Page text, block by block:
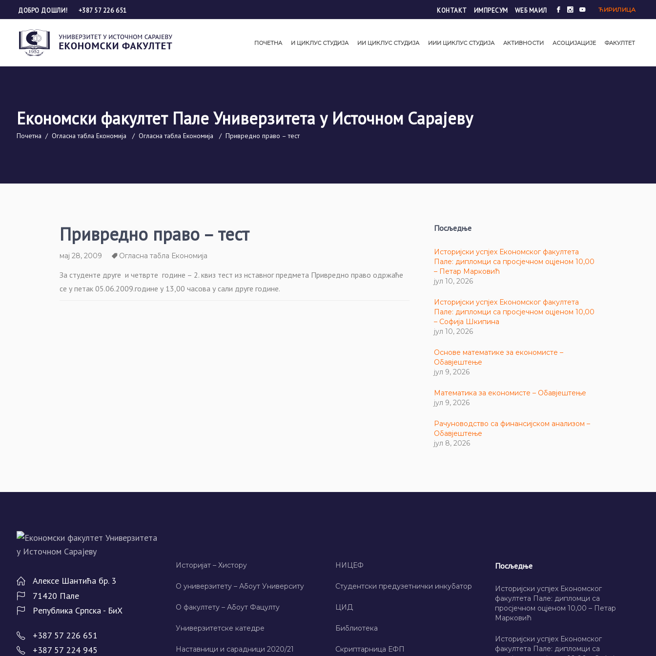
ДОБРО ДОШЛИ! +387 57 226 651 КОНТАКТ ИМПРЕСУМ WЕБ МАИЛ ЋИРИЛИЦА
ПОЧЕТНА И ЦИКЛУС СТУДИЈА ИИ ЦИКЛУС СТУДИЈА ИИИ ЦИКЛУС СТУДИЈА АКТИВНОСТИ АСОЦИЈАЦИЈЕ ФАКУЛТЕТ
Економски факултет Пале Универзитета у Источном Сарајеву
Почетна / Огласна табла Економија / Огласна табла Економија / Привредно право – тест
Привредно право – тест
мај 28, 2009 Огласна табла Економија
За студенте друге и четврте године – 2. квиз тест из нставног предмета Привредно право одржаће
се у петак 05.06.2009.године у 13,00 часова у сали друге године.
Посљедње
Историјски успјех Економског факултета
Пале: дипломци са просјечном оцјеном 10,00
– Петар Марковић
јул 10, 2026
Историјски успјех Економског факултета
Пале: дипломци са просјечном оцјеном 10,00
– Софија Шкипина
јул 10, 2026
Основе математике за економисте –
Обавјештење
јул 9, 2026
Математика за економисте – Обавјештење
јул 9, 2026
Рачуноводство са финансијском анализом –
Обавјештење
јул 8, 2026
Алeксe Шантића бр. 3
71420 Палe
Рeпублика Српска - БиХ
+387 57 226 651
+387 57 224 945
Историјат – Хисторy
О универзитету – Абоут Университy
О факултету – Абоут Фацултy
Универзитетске катедре
Наставници и сарадници 2020/21
НИЦЕФ
Студентски предузетнички инкубатор
ЦИД
Библиотека
Скриптарница ЕФП
Посљедње
Историјски успјех Економског
факултета Пале: дипломци са
просјечном оцјеном 10,00 – Петар
Марковић
Историјски успјех Економског
факултета Пале: дипломци са